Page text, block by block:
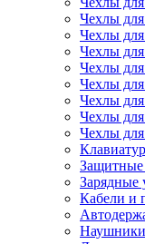
Чехлы
Чехлы
Чехлы
Чехлы
Чехлы
Чехлы
Чехлы
Чехлы
Защитные
Зарядные
Кабели и